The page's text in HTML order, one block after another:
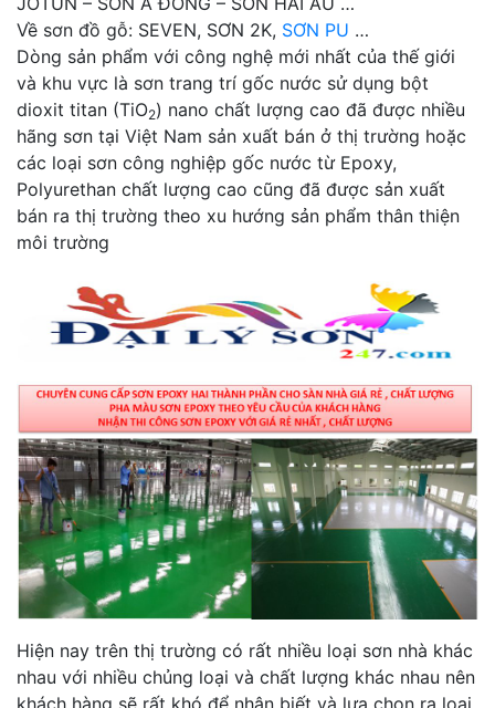
Về sơn đồ gỗ: SEVEN, SƠN 2K, SƠN PU …
Dòng sản phẩm với công nghệ mới nhất của thế giới
và khu vực là sơn trang trí gốc nước sử dụng bột
dioxit titan (TiO2) nano chất lượng cao đã được nhiều
hãng sơn tại Việt Nam sản xuất bán ở thị trường hoặc
các loại sơn công nghiệp gốc nước từ Epoxy,
Polyurethan chất lượng cao cũng đã được sản xuất
bán ra thị trường theo xu hướng sản phẩm thân thiện
môi trường
Hiện nay trên thị trường có rất nhiều loại sơn nhà khác
nhau với nhiều chủng loại và chất lượng khác nhau nên
khách hàng sẽ rất khó để nhận biết và lựa chọn ra loại